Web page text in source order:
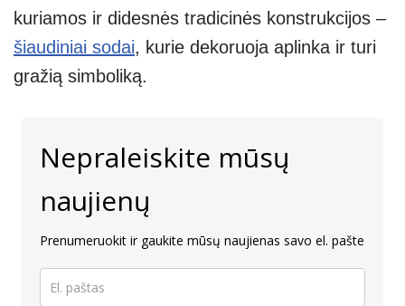
kuriamos ir didesnės tradicinės konstrukcijos –
šiaudiniai sodai, kurie dekoruoja aplinka ir turi
gražią simboliką.
Nepraleiskite mūsų
naujienų
Prenumeruokit ir gaukite mūsų naujienas savo el. pašte